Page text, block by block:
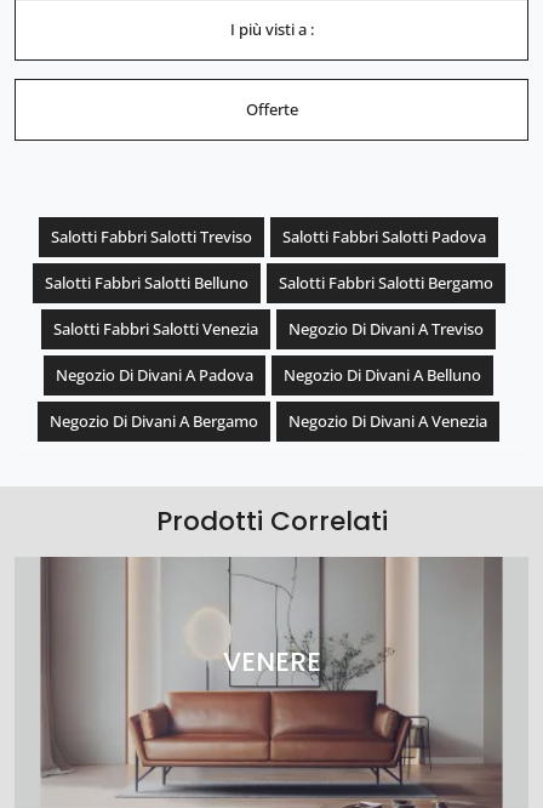
I più visti a :
Offerte
Salotti Fabbri Salotti Treviso Salotti Fabbri Salotti Padova
Salotti Fabbri Salotti Belluno Salotti Fabbri Salotti Bergamo
Salotti Fabbri Salotti Venezia Negozio Di Divani A Treviso
Negozio Di Divani A Padova Negozio Di Divani A Belluno
Negozio Di Divani A Bergamo Negozio Di Divani A Venezia
Prodotti Correlati
VENERE